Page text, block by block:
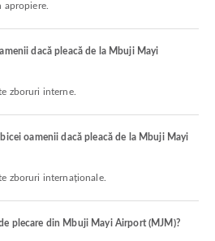
apropiere.
dacă pleacă de la Mbuji Mayi
zboruri interne.
oamenii dacă pleacă de la Mbuji Mayi
zboruri internaționale.
plecare din Mbuji Mayi Airport (MJM)?